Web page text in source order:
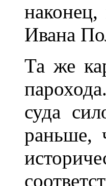
наконец,
Ивана
Та же
суда
раньше,